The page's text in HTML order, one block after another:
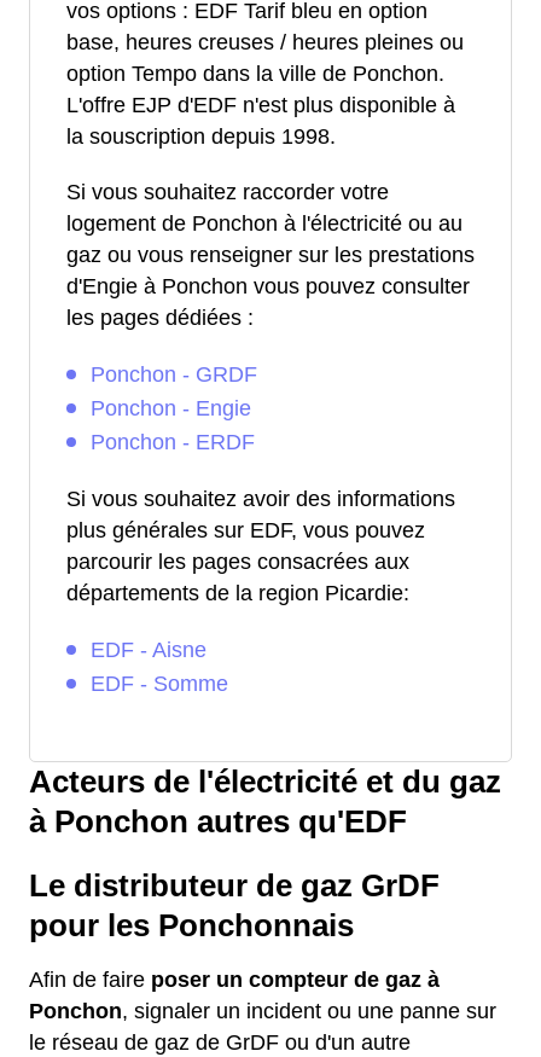
vos options : EDF Tarif bleu en option
base, heures creuses / heures pleines ou
option Tempo dans la ville de Ponchon.
L'offre EJP d'EDF n'est plus disponible à
la souscription depuis 1998.
Si vous souhaitez raccorder votre
logement de Ponchon à l'électricité ou au
gaz ou vous renseigner sur les prestations
d'Engie à Ponchon vous pouvez consulter
les pages dédiées :
Ponchon - GRDF
Ponchon - Engie
Ponchon - ERDF
Si vous souhaitez avoir des informations
plus générales sur EDF, vous pouvez
parcourir les pages consacrées aux
départements de la region Picardie:
EDF - Aisne
EDF - Somme
Acteurs de l'électricité et du gaz
à Ponchon autres qu'EDF
Le distributeur de gaz GrDF
pour les Ponchonnais
Afin de faire poser un compteur de gaz à
Ponchon, signaler un incident ou une panne sur
le réseau de gaz de GrDF ou d'un autre